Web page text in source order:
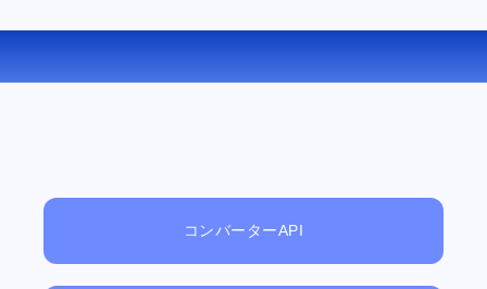
MPEG を WMV にオンラインで変換する
コンバーターAPI